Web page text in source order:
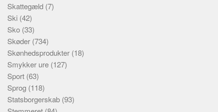
Skattegæld (7)
Ski (42)
Sko (33)
Skøder (734)
Skønhedsprodukter (18)
Smykker ure (127)
Sport (63)
Sprog (118)
Statsborgerskab (93)